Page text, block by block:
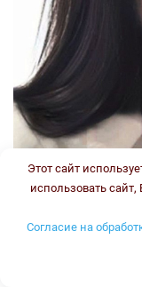
Этот сайт
использовать сайт,
Согласие на